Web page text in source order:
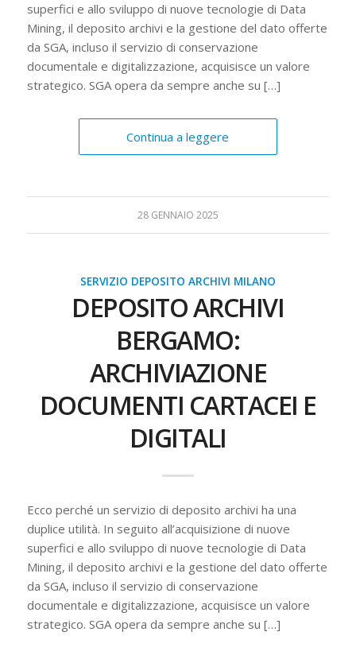
superfici e allo sviluppo di nuove tecnologie di Data
Mining, il deposito archivi e la gestione del dato offerte
da SGA, incluso il servizio di conservazione
documentale e digitalizzazione, acquisisce un valore
strategico. SGA opera da sempre anche su […]
Continua a leggere
28 GENNAIO 2025
SERVIZIO DEPOSITO ARCHIVI MILANO
DEPOSITO ARCHIVI
BERGAMO:
ARCHIVIAZIONE
DOCUMENTI CARTACEI E
DIGITALI
Ecco perché un servizio di deposito archivi ha una
duplice utilità. In seguito all’acquisizione di nuove
superfici e allo sviluppo di nuove tecnologie di Data
Mining, il deposito archivi e la gestione del dato offerte
da SGA, incluso il servizio di conservazione
documentale e digitalizzazione, acquisisce un valore
strategico. SGA opera da sempre anche su […]